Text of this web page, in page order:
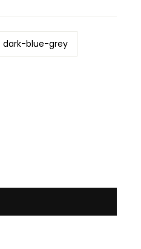
dark-blue-grey